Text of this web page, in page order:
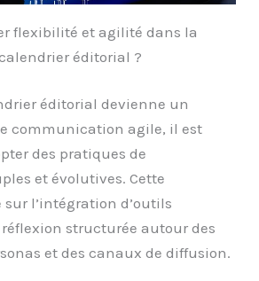
flexibilité et agilité dans la
éditorial ?
éditorial devienne un
communication agile, il est
des pratiques de
et évolutives. Cette
l’intégration d’outils
structurée autour des
et des canaux de diffusion.